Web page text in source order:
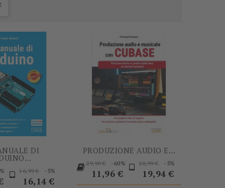
DI
Prezzo
Prezzo
base
16,99 € -5%
Prezzo
16,14 €
PRODUZIONE AUDIO E...
Prezzo
base
29,90 € -60%
Prezzo
11,96 €
Prezzo
base
20,99 € -5%
19,94 €